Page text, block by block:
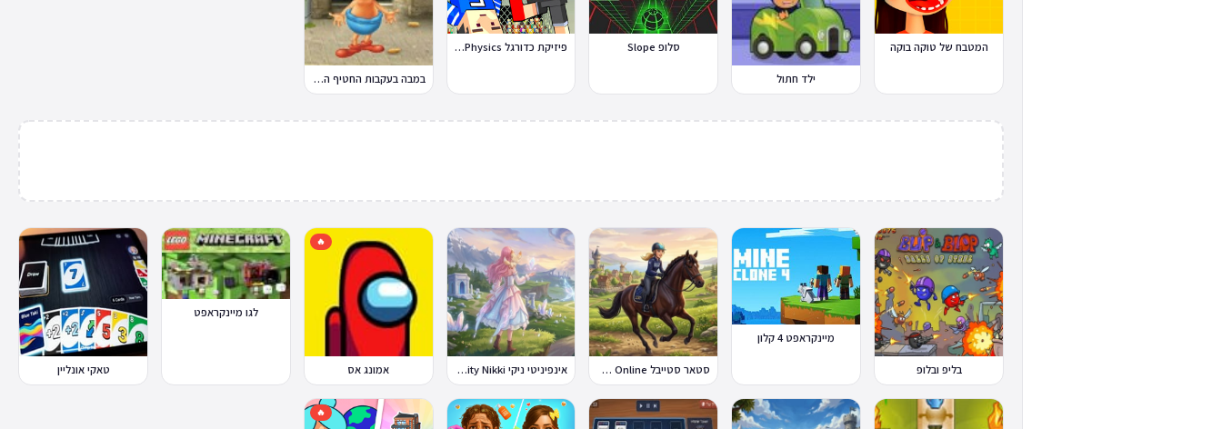
המטבח של טוקה בוקה
ילד חתול
סלופ Slope פיזיקת כדורגל Soccer Physics
במבה בעקבות החטיף החטוף 2
בליפ ובלופ
מיינקראפט 4 קלון
סטאר סטייבל Star Stable Online אינפיניטי ניקי Infinity Nikki
🔥
אמונג אס
לגו מיינקראפט
טאקי אונליין
🔥